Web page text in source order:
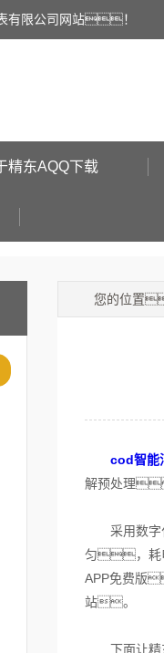
有限公司网站！
精东AQQ下载
您的位置
cod智能
解预处理
采用数字
匀，耗
APP免费
站。
下面让精东